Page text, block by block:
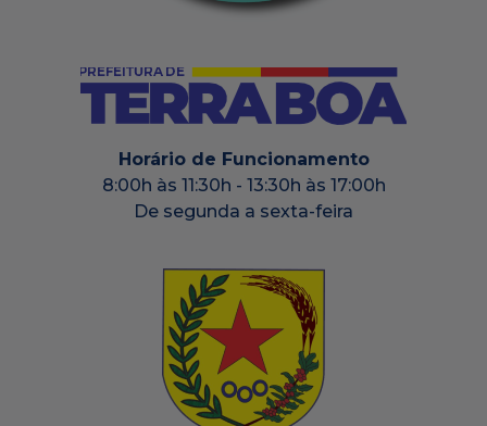
Horário de Funcionamento
8:00h às 11:30h - 13:30h às 17:00h
De segunda a sexta-feira